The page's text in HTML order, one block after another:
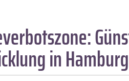
:
in Hamburg